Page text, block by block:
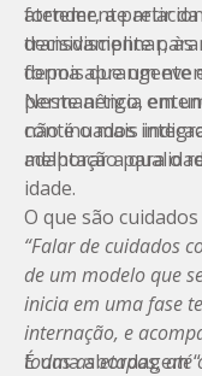
atender, a partir
transdisciplinar, às
forma abrangente
fortemente
decisivamente
depois que um
permanência em
não é o mais
adaptação para o
Neste artigo,
continuados
melhorar a
idade.
O que são
“Falar de cuidados
de um modelo que
inicia em uma fase
internação, e
todas as etapas, até
É uma abordagem “